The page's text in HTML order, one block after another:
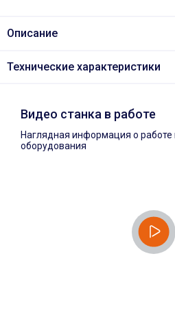
Описание
Технические характеристики
Видео станка в работе
Наглядная информация о работе
оборудования